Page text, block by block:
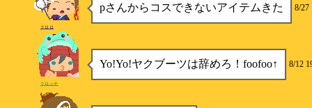
pさんからコスできないアイテムきた 8/27
クロロ
Yo!Yo!ヤクブーツは辞めろ！foofoo↑ 8/12
クロッチ